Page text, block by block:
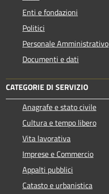
Enti e fondazioni
Politici
Personale Amministrativo
Documenti e dati
CATEGORIE DI SERVIZIO
Anagrafe e stato civile
Cultura e tempo libero
Vita lavorativa
Imprese e Commercio
Appalti pubblici
Catasto e urbanistica